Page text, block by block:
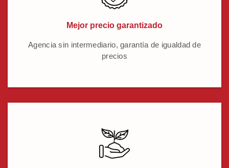
Mejor precio garantizado
Agencia sin intermediario, garantía de igualdad de
precios